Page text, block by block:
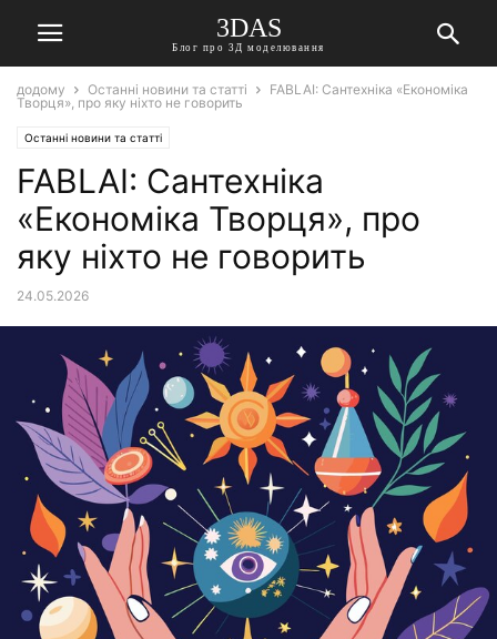
3DAS
Блог про 3Д моделювання
додому Останні новини та статті
FABLAI: Сантехніка «Економіка
Творця», про яку ніхто не говорить
Останні новини та статті
FABLAI: Сантехніка
«Економіка Творця», про
яку ніхто не говорить
24.05.2026